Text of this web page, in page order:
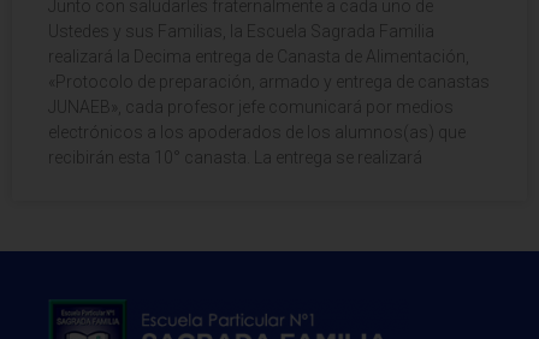
Junto con saludarles fraternalmente a cada uno de
Ustedes y sus Familias, la Escuela Sagrada Familia
realizará la Decima entrega de Canasta de Alimentación,
«Protocolo de preparación, armado y entrega de canastas
JUNAEB», cada profesor jefe comunicará por medios
electrónicos a los apoderados de los alumnos(as) que
recibirán esta 10° canasta. La entrega se realizará